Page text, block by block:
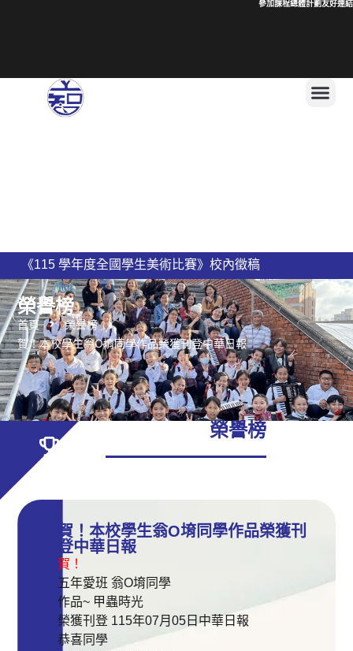
友好連結
參加課程總體計劃
115學年度二 新竹縣私立上智國民小學115學年度導師名單公告
上智國民小學 115學年度編班公告
榮譽榜
首頁
榮譽榜
賀！本校學生翁O堉同學作品榮獲刊登中華日報
榮譽榜
賀！本校學生翁O堉同學作品榮獲刊
登中華日報
賀！
五年愛班 翁O堉同學
作品~ 甲蟲時光
榮獲刊登 115年07月05日中華日報
恭喜同學